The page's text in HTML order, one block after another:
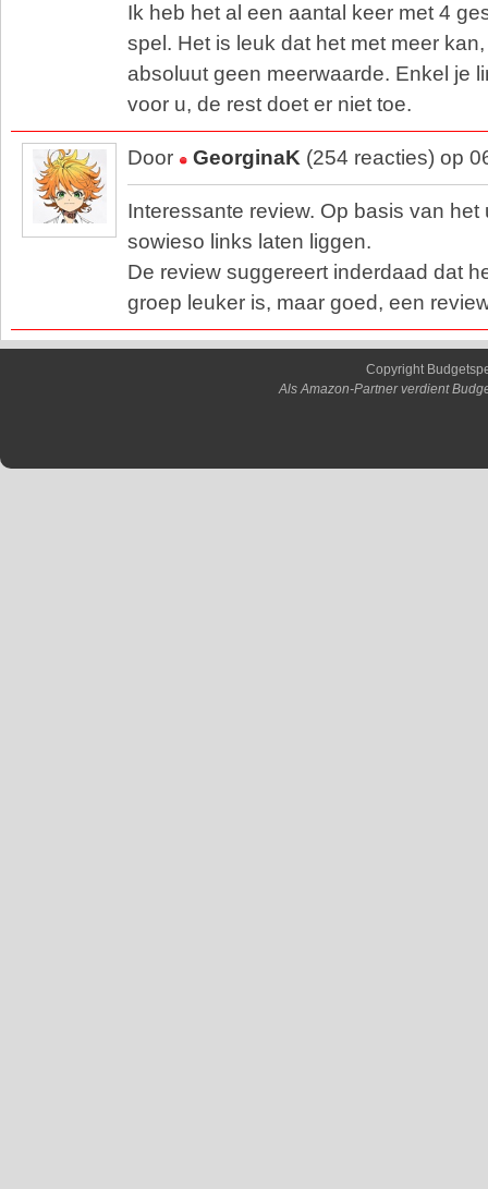
Ik heb het al een aantal keer met 4
spel. Het is leuk dat het met meer
absoluut geen meerwaarde. Enkel je
voor u, de rest doet er niet toe.
Door GeorginaK (254 reacties) op
Interessante review. Op basis van het
sowieso links laten liggen.
De review suggereert inderdaad dat
groep leuker is, maar goed, een
Copyright
Als Amazon-Partner verdient